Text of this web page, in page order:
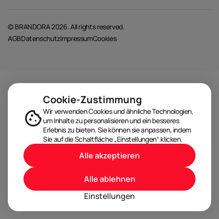
© BRANDORA 2026. All rights reserved.
AGBDatenschutzImpressumCookies
Cookie-Zustimmung
Wir verwenden Cookies und ähnliche Technologien,
um Inhalte zu personalisieren und ein besseres
Erlebnis zu bieten. Sie können sie anpassen, indem
Sie auf die Schaltfläche „Einstellungen“ klicken.
Einstellungen
Alle ablehnen
Alle akzeptieren